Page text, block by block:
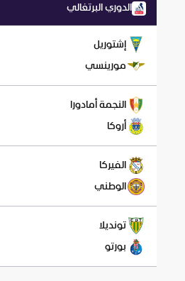
الدوري البرتغالي
إشتوريل
مورينسي
النجمة أمادورا
أروكا
الفيركا
الوطني
تونديلا
بورتو